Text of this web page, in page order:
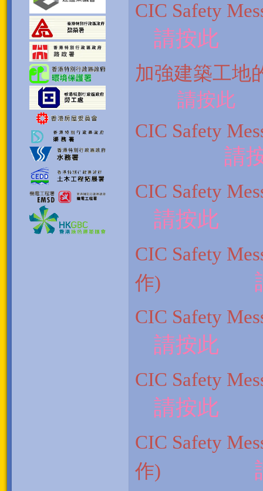
CIC Safety
請按此
加強建築
請按此
CIC
請
CIC Safety
請按此
CIC Safety
作)
CIC Safety
請按此
CIC Safety
請按此
CIC Safety
作)